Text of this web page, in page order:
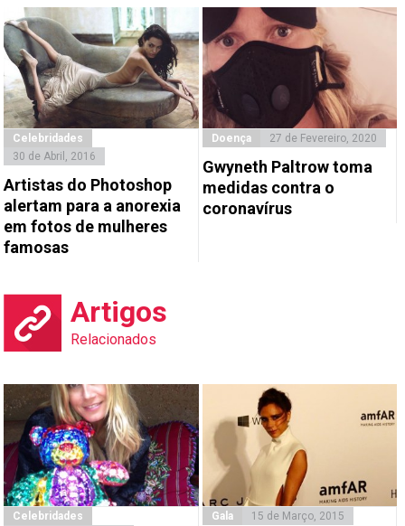
Celebridades
30 de Abril, 2016
Artistas do Photoshop
alertam para a anorexia
em fotos de mulheres
famosas
Doença 27 de Fevereiro, 2020
Gwyneth Paltrow toma
medidas contra o
coronavírus
Artigos
Relacionados
Celebridades
Gala 15 de Março, 2015